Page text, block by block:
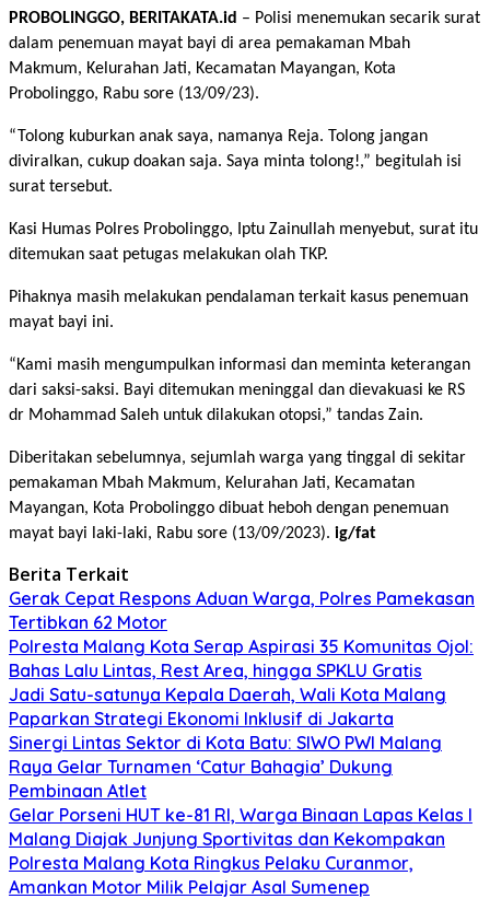
PROBOLINGGO, BERITAKATA.id – Polisi menemukan secarik surat
dalam penemuan mayat bayi di area pemakaman Mbah
Makmum, Kelurahan Jati, Kecamatan Mayangan, Kota
Probolinggo, Rabu sore (13/09/23).
“Tolong kuburkan anak saya, namanya Reja. Tolong jangan
diviralkan, cukup doakan saja. Saya minta tolong!,” begitulah isi
surat tersebut.
Kasi Humas Polres Probolinggo, Iptu Zainullah menyebut, surat itu
ditemukan saat petugas melakukan olah TKP.
Pihaknya masih melakukan pendalaman terkait kasus penemuan
mayat bayi ini.
“Kami masih mengumpulkan informasi dan meminta keterangan
dari saksi-saksi. Bayi ditemukan meninggal dan dievakuasi ke RS
dr Mohammad Saleh untuk dilakukan otopsi,” tandas Zain.
Diberitakan sebelumnya, sejumlah warga yang tinggal di sekitar
pemakaman Mbah Makmum, Kelurahan Jati, Kecamatan
Mayangan, Kota Probolinggo dibuat heboh dengan penemuan
mayat bayi laki-laki, Rabu sore (13/09/2023). ig/fat
Berita Terkait
Gerak Cepat Respons Aduan Warga, Polres Pamekasan
Tertibkan 62 Motor
Polresta Malang Kota Serap Aspirasi 35 Komunitas Ojol:
Bahas Lalu Lintas, Rest Area, hingga SPKLU Gratis
Jadi Satu-satunya Kepala Daerah, Wali Kota Malang
Paparkan Strategi Ekonomi Inklusif di Jakarta
Sinergi Lintas Sektor di Kota Batu: SIWO PWI Malang
Raya Gelar Turnamen ‘Catur Bahagia’ Dukung
Pembinaan Atlet
Gelar Porseni HUT ke-81 RI, Warga Binaan Lapas Kelas I
Malang Diajak Junjung Sportivitas dan Kekompakan
Polresta Malang Kota Ringkus Pelaku Curanmor,
Amankan Motor Milik Pelajar Asal Sumenep